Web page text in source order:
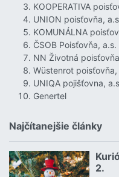
KOOPERATIVA
UNION poisťovňa,
KOMUNÁLNA
ČSOB Poisťovňa, a.s.
NN Životná
Wüstenrot poisťovňa,
UNIQA pojišťovna,
Genertel
Najčítanejšie články
2.